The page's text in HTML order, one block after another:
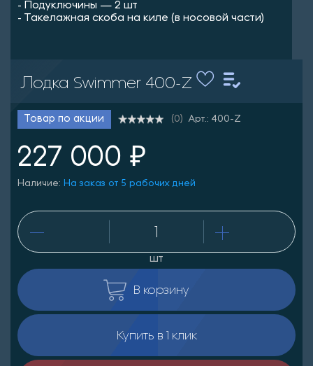
- Подуключины — 2 шт
- Такелажная скоба на киле (в носовой части)
Лодка Swimmer 400-Z
Товар по акции (0) Арт.: 400-Z
227 000 ₽
Наличие: На заказ от 5 рабочих дней
шт
В корзину
Купить в 1 клик